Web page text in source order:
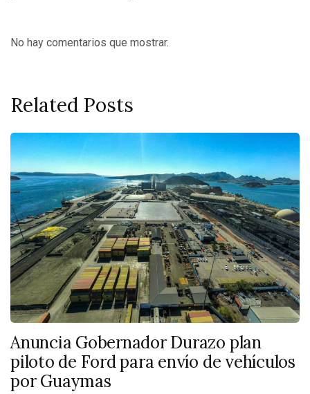
No hay comentarios que mostrar.
Related Posts
Anuncia Gobernador Durazo plan
piloto de Ford para envío de vehículos
por Guaymas